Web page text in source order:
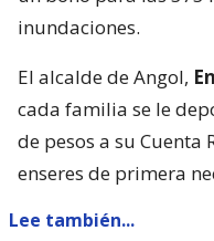
inundaciones.
El alcalde de Angol,
cada familia se le
de pesos a su Cuenta
enseres de primera
Lee también...